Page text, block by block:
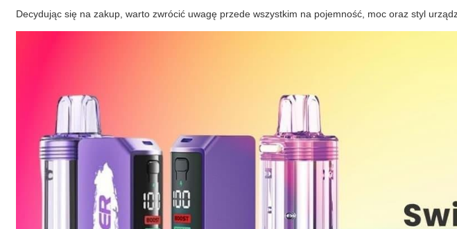
Decydując się na zakup, warto zwrócić uwagę przede wszystkim na pojemność, moc oraz styl